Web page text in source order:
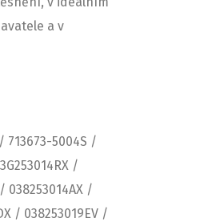
a v
713673-5004S /
/
038253014AX /
/ 038253019EV /